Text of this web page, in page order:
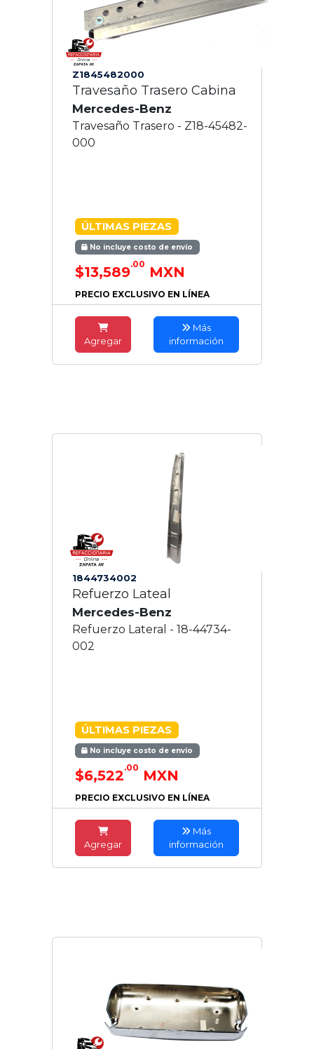
Z1845482000
Travesaño Trasero Cabina
Mercedes-Benz
Travesaño Trasero - Z18-45482-
000
ÚLTIMAS PIEZAS
No incluye costo de envío
$13,589.00 MXN
PRECIO EXCLUSIVO EN LÍNEA
Agregar
Más
información
1844734002
Refuerzo Lateal
Mercedes-Benz
Refuerzo Lateral - 18-44734-
002
ÚLTIMAS PIEZAS
No incluye costo de envío
$6,522.00 MXN
PRECIO EXCLUSIVO EN LÍNEA
Agregar
Más
información